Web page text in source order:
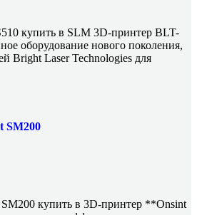
купить в SLM 3D-принтер BLT-
оборудование нового поколения,
Bright Laser Technologies для
SM200
купить в 3D-принтер **Onsint